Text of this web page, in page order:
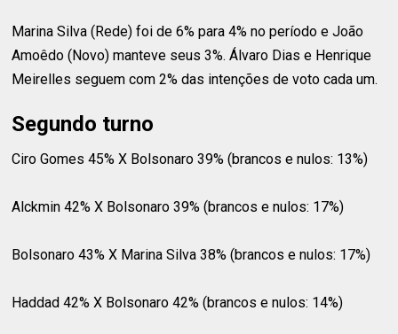
Marina Silva (Rede) foi de 6% para 4% no período e João
Amoêdo (Novo) manteve seus 3%. Álvaro Dias e Henrique
Meirelles seguem com 2% das intenções de voto cada um.
Segundo turno
Ciro Gomes 45% X Bolsonaro 39% (brancos e nulos: 13%)
Alckmin 42% X Bolsonaro 39% (brancos e nulos: 17%)
Bolsonaro 43% X Marina Silva 38% (brancos e nulos: 17%)
Haddad 42% X Bolsonaro 42% (brancos e nulos: 14%)